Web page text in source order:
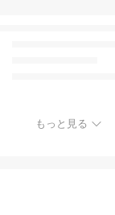
もっと見る